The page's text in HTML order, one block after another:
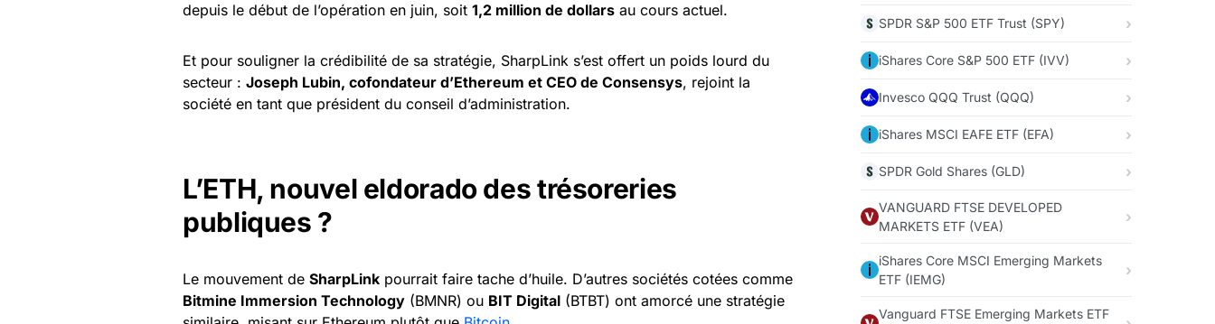
depuis le début de l’opération en juin, soit 1,2 million de dollars au cours actuel.
Et pour souligner la crédibilité de sa stratégie, SharpLink s’est offert un poids lourd du
secteur : Joseph Lubin, cofondateur d’Ethereum et CEO de Consensys, rejoint la
société en tant que président du conseil d’administration.
L’ETH, nouvel eldorado des trésoreries
publiques ?
Le mouvement de SharpLink pourrait faire tache d’huile. D’autres sociétés cotées comme
Bitmine Immersion Technology (BMNR) ou BIT Digital (BTBT) ont amorcé une stratégie
SPDR S&P 500 ETF Trust (SPY)
iShares Core S&P 500 ETF (IVV)
Invesco QQQ Trust (QQQ)
iShares MSCI EAFE ETF (EFA)
SPDR Gold Shares (GLD)
VANGUARD FTSE DEVELOPED
MARKETS ETF (VEA)
iShares Core MSCI Emerging Markets
ETF (IEMG)
Vanguard FTSE Emerging Markets ETF